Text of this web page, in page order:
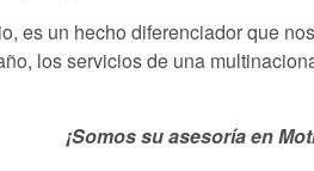
es un hecho diferenciador que
los servicios de una
¡Somos su asesoría en